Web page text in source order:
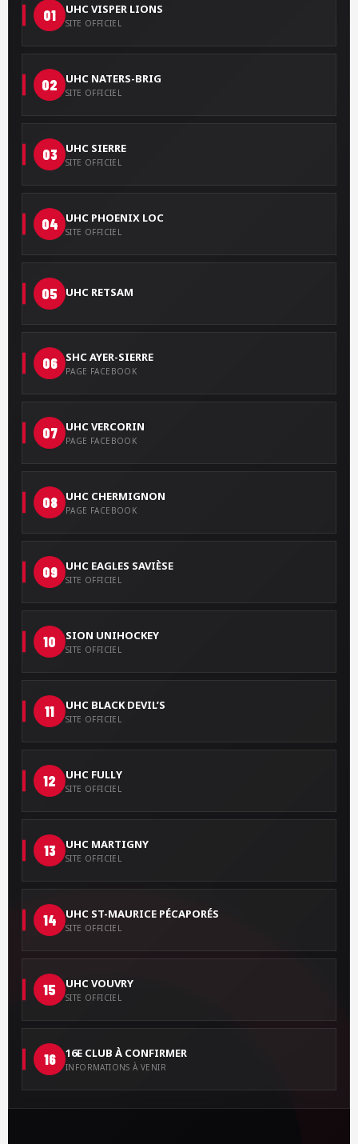
01 UHC VISPER LIONS
SITE OFFICIEL
02 UHC NATERS-BRIG
SITE OFFICIEL
03 UHC SIERRE
SITE OFFICIEL
04 UHC PHOENIX LOC
SITE OFFICIEL
05 UHC RETSAM
06 SHC AYER-SIERRE
PAGE FACEBOOK
07 UHC VERCORIN
PAGE FACEBOOK
08 UHC CHERMIGNON
PAGE FACEBOOK
09 UHC EAGLES SAVIÈSE
SITE OFFICIEL
10 SION UNIHOCKEY
SITE OFFICIEL
11 UHC BLACK DEVIL’S
SITE OFFICIEL
12 UHC FULLY
SITE OFFICIEL
13 UHC MARTIGNY
SITE OFFICIEL
14 UHC ST-MAURICE PÉCAPORÉS
SITE OFFICIEL
15 UHC VOUVRY
SITE OFFICIEL
16 16E CLUB À CONFIRMER
INFORMATIONS À VENIR